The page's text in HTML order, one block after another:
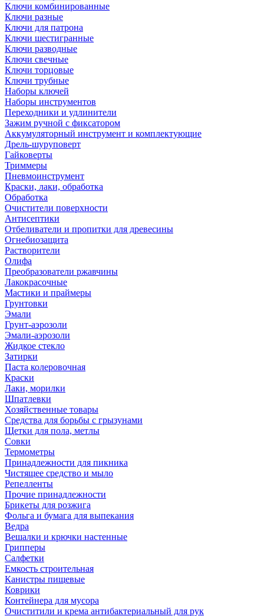
Ключи комбинированные
Ключи разные
Ключи для патрона
Ключи шестигранные
Ключи разводные
Ключи свечные
Ключи торцовые
Ключи трубные
Наборы ключей
Наборы инструментов
Переходники и удлинители
Зажим ручной с фиксатором
Аккумуляторный инструмент и комплектующие
Дрель-шуруповерт
Гайковерты
Триммеры
Пневмоинструмент
Краски, лаки, обработка
Обработка
Очистители поверхности
Антисептики
Отбеливатели и пропитки для древесины
Огнебиозащита
Растворители
Олифа
Преобразователи ржавчины
Лакокрасочные
Мастики и праймеры
Грунтовки
Эмали
Грунт-аэрозоли
Эмали-аэрозоли
Жидкое стекло
Затирки
Паста колеровочная
Краски
Лаки, морилки
Шпатлевки
Хозяйственные товары
Средства для борьбы с грызунами
Щетки для пола, метлы
Совки
Термометры
Принадлежности для пикника
Чистящее средство и мыло
Репелленты
Прочие принадлежности
Брикеты для розжига
Фольга и бумага для выпекания
Ведра
Вешалки и крючки настенные
Грипперы
Салфетки
Емкость строительная
Канистры пищевые
Коврики
Контейнера для мусора
Очиститили и крема антибактериальный для рук